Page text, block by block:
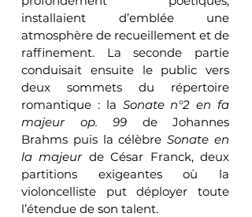
installaient d’emblée une
atmosphère de recueillement et de
raffinement. La seconde partie
conduisait ensuite le public vers
deux sommets du répertoire
romantique : la Sonate n°2 en fa
majeur op. 99 de Johannes
Brahms puis la célèbre Sonate en
la majeur de César Franck, deux
partitions exigeantes où la
violoncelliste put déployer toute
l’étendue de son talent.